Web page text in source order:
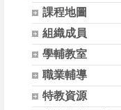
課程地圖
組織成員
學輔教室
職業輔導
特教資源